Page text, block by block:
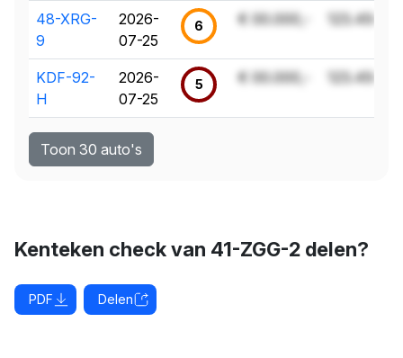
48-XRG-
9
2026-
07-25
6 € 00.000,- 123.456 km
KDF-92-
H
2026-
07-25
5 € 00.000,- 123.456 km
Toon 30 auto's
Kenteken check van 41-ZGG-2 delen?
PDF Delen